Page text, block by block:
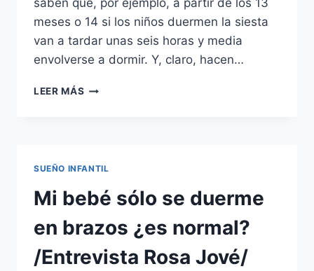
saben que, por ejemplo, a partir de los 13
meses o 14 si los niños duermen la siesta
van a tardar unas seis horas y media
envolverse a dormir. Y, claro, hacen…
LEER MÁS ¿PORQUÉ
DORMIRSE?
ROSA
TE
LA
SUEÑO INFANTIL
Mi bebé sólo se duerme
en brazos ¿es normal?
/Entrevista Rosa Jové/